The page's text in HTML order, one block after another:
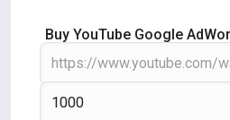
Buy YouTube Google